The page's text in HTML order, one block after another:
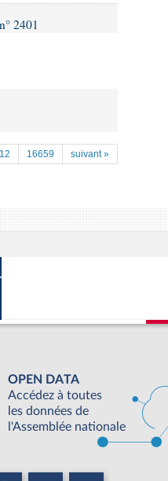
2401
12 16659 suivant »
OPEN DATA
Accédez à toutes
les données de
l'Assemblée nationale